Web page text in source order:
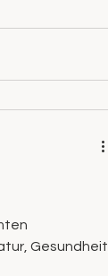
Gesundheit,